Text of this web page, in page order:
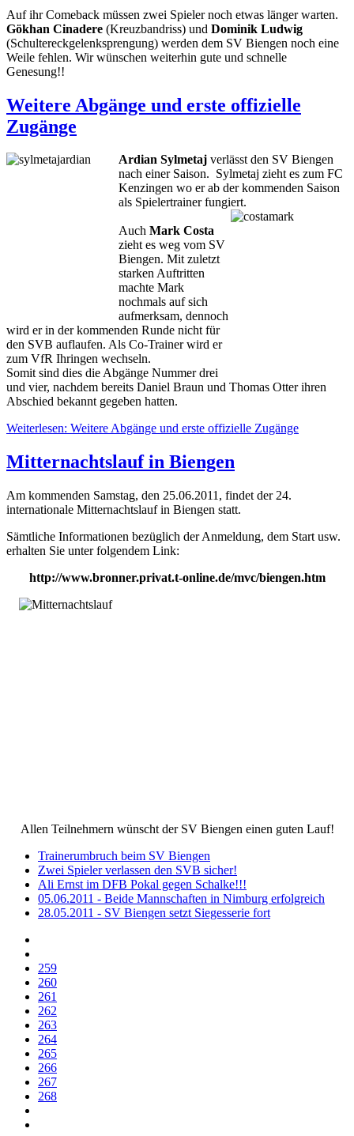
Auf ihr Comeback müssen zwei Spieler noch etwas länger warten.
Gökhan Cinadere (Kreuzbandriss) und Dominik Ludwig
(Schultereckgelenksprengung) werden dem SV Biengen noch eine
Weile fehlen. Wir wünschen weiterhin gute und schnelle
Genesung!!
Weitere Abgänge und erste offizielle
Zugänge
Ardian Sylmetaj verlässt den SV Biengen
nach einer Saison. Sylmetaj zieht es zum FC
Kenzingen wo er ab der kommenden Saison
als Spielertrainer fungiert.
Auch Mark Costa
zieht es weg vom SV
Biengen. Mit zuletzt
starken Auftritten
machte Mark
nochmals auf sich
aufmerksam, dennoch
wird er in der kommenden Runde nicht für
den SVB auflaufen. Als Co-Trainer wird er
zum VfR Ihringen wechseln.
Somit sind dies die Abgänge Nummer drei
und vier, nachdem bereits Daniel Braun und Thomas Otter ihren
Abschied bekannt gegeben hatten.
Weiterlesen: Weitere Abgänge und erste offizielle Zugänge
Mitternachtslauf in Biengen
Am kommenden Samstag, den 25.06.2011, findet der 24.
internationale Mitternachtslauf in Biengen statt.
Sämtliche Informationen bezüglich der Anmeldung, dem Start usw.
erhalten Sie unter folgendem Link:
http://www.bronner.privat.t-online.de/mvc/biengen.htm
Allen Teilnehmern wünscht der SV Biengen einen guten Lauf!
Trainerumbruch beim SV Biengen
Zwei Spieler verlassen den SVB sicher!
Ali Ernst im DFB Pokal gegen Schalke!!!
05.06.2011 - Beide Mannschaften in Nimburg erfolgreich
28.05.2011 - SV Biengen setzt Siegesserie fort
259
260
261
262
263
264
265
266
267
268